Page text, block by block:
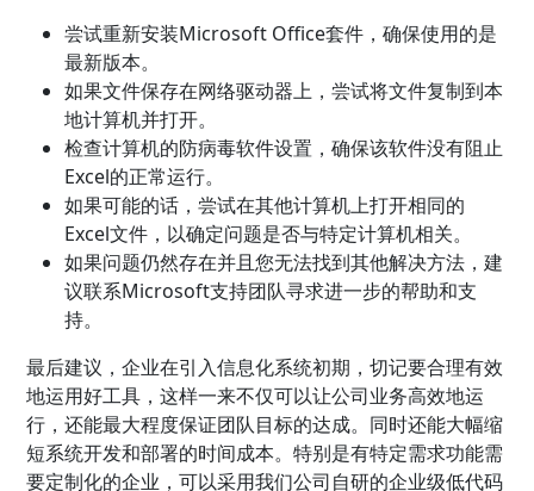
尝试重新安装Microsoft Office套件，确保使用的是
最新版本。
如果文件保存在网络驱动器上，尝试将文件复制到本
地计算机并打开。
检查计算机的防病毒软件设置，确保该软件没有阻止
Excel的正常运行。
如果可能的话，尝试在其他计算机上打开相同的
Excel文件，以确定问题是否与特定计算机相关。
如果问题仍然存在并且您无法找到其他解决方法，建
议联系Microsoft支持团队寻求进一步的帮助和支
持。
最后建议，企业在引入信息化系统初期，切记要合理有效
地运用好工具，这样一来不仅可以让公司业务高效地运
行，还能最大程度保证团队目标的达成。同时还能大幅缩
短系统开发和部署的时间成本。特别是有特定需求功能需
要定制化的企业，可以采用我们公司自研的企业级低代码